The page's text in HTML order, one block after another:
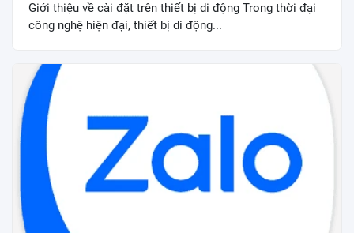
Giới thiệu về cài đặt trên thiết bị di động Trong thời đại
công nghệ hiện đại, thiết bị di động...